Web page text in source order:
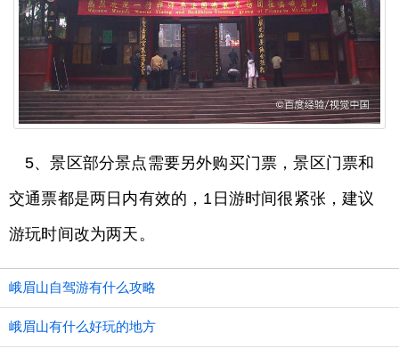
5、景区部分景点需要另外购买门票，景区门票和
交通票都是两日内有效的，1日游时间很紧张，建议
游玩时间改为两天。
峨眉山自驾游有什么攻略
峨眉山有什么好玩的地方